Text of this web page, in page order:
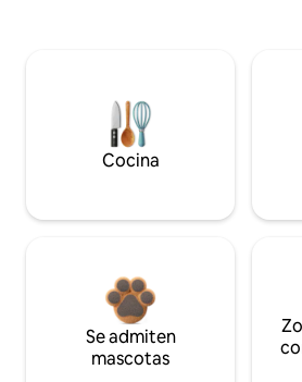
Cocina
Se admiten
mascotas